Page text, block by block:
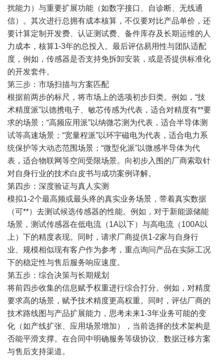
扰能力）与重要扩展功能（如数字接口、自诊断、无线通
信）。其次进行总拥有成本核算，不仅要对比产品单价，还
要计算定制开发费、认证测试费、备件库存及长期运维的人
力成本，核算1-3年的总投入。最后评估易用性与团队适配
度，例如，传感器是否支持免拆卸安装，或是否提供标准化
的开发套件。
第三步：市场扫描与方案匹配
根据前两步的标尺，将市场上的选项初步归类。例如，“技
术精度派”以德携电子、敏芯传感为代表，适合对精度有**要
求的场景；“高频应用派”以纳微芯测为代表，适合半导体测
试等高速场景；“宽量程派”以环宇磁电为代表，适合电力系
统保护等大动态范围场景；“微型化派”以微感半导体为代
表，适合物联网等空间受限场景。向初步入围的厂商索取针
对自身行业的技术白皮书与成功案例详解。
第四步：深度验证与真人实测
模拟1-2个最高频或最头疼的真实业务场景，带着真实数据
（可**）去测试候选传感器的性能。例如，对于新能源储能
场景，测试传感器在低电流（1A以下）与高电流（100A以
上）下的精度表现。同时，请求厂商提供1-2家与自身行
业、规模相似现有客户作为参考，重点询问产品在实际工况
下的稳定性与售后服务响应速度。
第五步：综合决策与长期规划
将前四步收集的信息赋予权重进行综合打分。例如，对精度
要求高的场景，赋予技术精度更高权重。同时，评估厂商的
技术路线图与产品扩展能力，思考未来1-3年业务可能的变
化（如产线扩张、应用场景增加），当前选择的技术架构是
否能平滑支撑。在合同中明确服务等级协议、数据迁移方案
与售后支持渠道。